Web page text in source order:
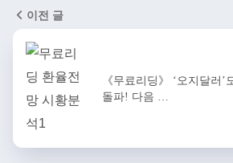
이전 글
《무료리딩》 ‘오지달러
돌파! 다음 …